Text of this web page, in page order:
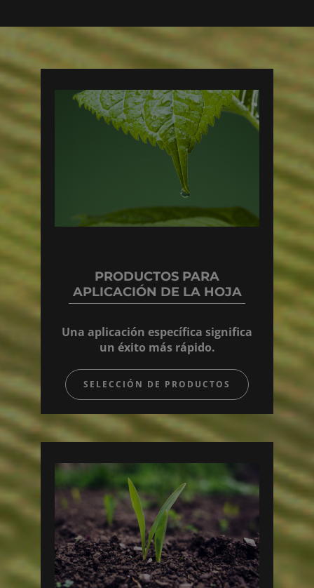
PRODUCTOS PARA
APLICACIÓN DE LA HOJA
Una aplicación específica significa
un éxito más rápido.
SELECCIÓN DE PRODUCTOS